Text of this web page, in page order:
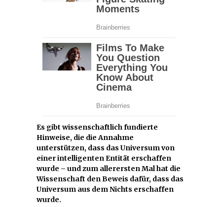
Es gibt wissenschaftlich fundierte
Hinweise, die die Annahme
unterstützen, dass das Universum von
einer intelligenten Entität erschaffen
wurde – und zum allerersten Mal hat die
Wissenschaft den Beweis dafür, dass das
Universum aus dem Nichts erschaffen
wurde.